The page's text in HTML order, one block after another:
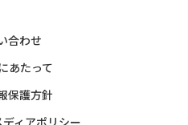
合わせ
あたって
保護方針
ィアポリシー